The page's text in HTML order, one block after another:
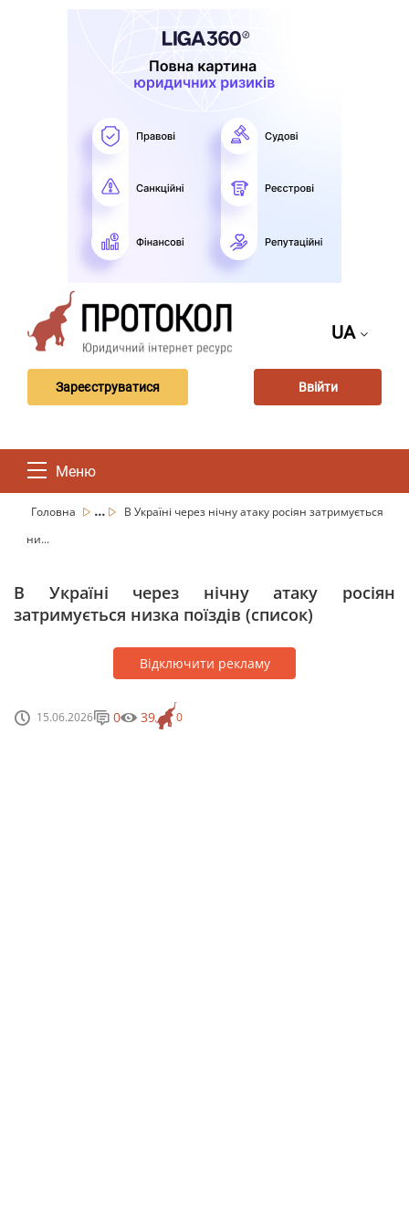
UA
Зареєструватися Ввійти
Меню
Головна ...
В Україні через нічну атаку росіян затримується
ни...
В Україні через нічну атаку росіян
затримується низка поїздів (список)
Відключити рекламу
15.06.2026 0
0 39